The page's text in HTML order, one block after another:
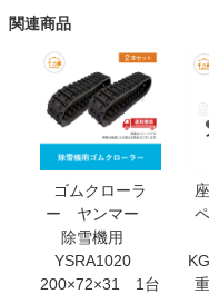
関連商品
ゴムクローラ
ー ヤンマー
除雪機用
YSRA1020
200×72×31 1台